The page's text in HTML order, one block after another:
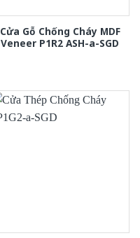
Cửa Gỗ Chống Cháy MDF
Veneer P1R2 ASH-a-SGD